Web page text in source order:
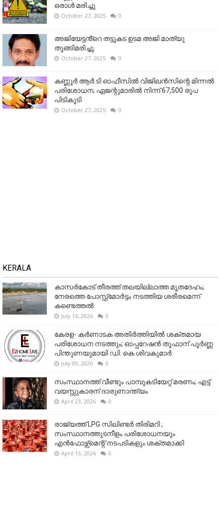
ഒരാള്‍ മരിച്ചു
October 27, 2025 0
അജിയേട്ടൻ്റെ തട്ടുകട ഉടമ അജി മാത്യു
തൂങ്ങിമരിച്ചു.
October 27, 2025 0
കണ്ണൂര്‍ ആര്‍.ടി ഓഫീസില്‍ വിജിലൻസിന്റെ മിന്നല്‍
പരിശോധന; ഏജന്റുമാരില്‍ നിന്ന് 67,500 രൂപ
പിടികൂടി
October 27, 2025 0
KERALA
കാസർകോട് തീരത്ത് തലയില്ലാത്ത മൃതദേഹം;
നേരത്തെ പോസ്റ്റ്‌മോർട്ടം നടത്തിയ ശരീരമെന്ന്
കണ്ടെത്തൽ
July 16, 2026 0
കേരള- കർണാടക അതിർത്തിയിൽ ശക്തമായ
പരിശോധന നടത്തും; ഓപ്പറേഷൻ തൂഫാന് പൂർണ്ണ
പിന്തുണയുമായി ഡി. കെ ശിവകുമാർ
July 09, 2026 0
സംസ്ഥാനത്ത് വീണ്ടും പാമ്പുകടിയേറ്റ് മരണം; എട്ട്
വയസ്സുകാരന് ദാരുണാന്ത്യം
April 23, 2026 0
രാജ്യത്ത് LPG സിലിണ്ടർ തിരിമറി ;
സംസ്ഥാനത്തുടനീളം പരിശോധനയും
എൻഫോഴ്സ്മെന്റ് നടപടികളും ശക്തമാക്കി
April 13, 2026 0